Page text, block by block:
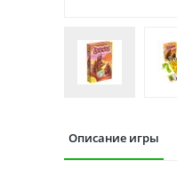
Описание игры